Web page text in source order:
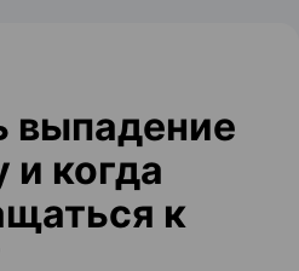
выпадение
и когда
к